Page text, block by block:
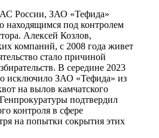
России, ЗАО «Тефида»
находящимся под контролем
Алексей Козлов,
компаний, с 2008 года живет
стало причиной
В середине 2023
исключило ЗАО «Тефида» из
на вылов камчатского
подтвердил
контроля в сфере
на попытки сокрытия этих